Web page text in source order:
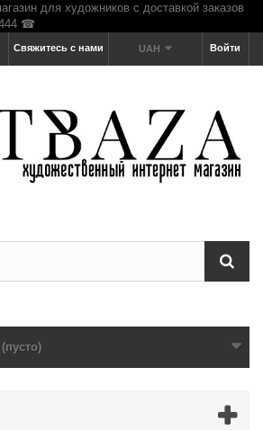
Войти
UAH
Свяжитесь с нами
(пусто)